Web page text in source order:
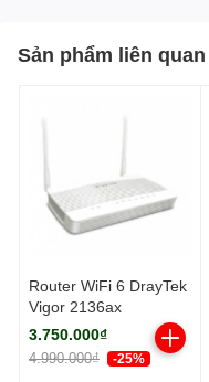
Sản phẩm liên quan
Router WiFi 6 DrayTek
Vigor 2136ax
3.750.000₫
4.990.000₫ -25%